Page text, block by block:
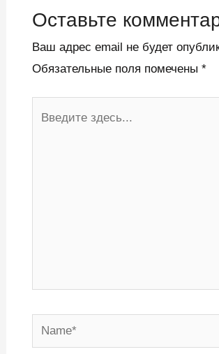
Оставьте
Ваш адрес email не будет
Обязательные поля помечены *
Name*